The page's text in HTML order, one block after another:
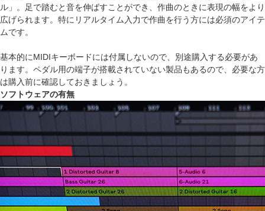
ル」。足で踏むと音を伸ばすことができ、作曲のときに表現の幅をより
広げられます。特にリアルタイム入力で作曲を行う方には必須のアイテ
ムです。
基本的にMIDIキーボードには付属しないので、別途購入する必要があ
ります。ペダル用の端子が搭載されていない製品もあるので、必要な方
は購入前に確認しておきましょう。
ソフトウェアの有無